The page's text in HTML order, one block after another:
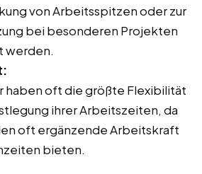
von Arbeitsspitzen oder zur
bei besonderen Projekten
werden.
haben oft die größte Flexibilität
ihrer Arbeitszeiten, da
oft ergänzende Arbeitskraft
bieten.